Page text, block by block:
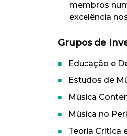
membros
excelência
Grupos de
Educação e
Estudos de
Música
Música no
Teoria Crítica